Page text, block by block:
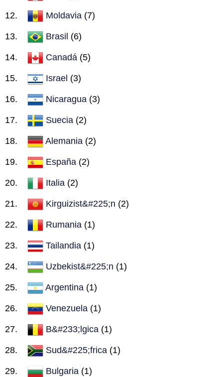
Moldavia (7)
Brasil (6)
Canadá (5)
Israel (3)
Nicaragua (3)
Suecia (2)
Alemania (2)
España (2)
Italia (2)
Kirguizist&#225;n (2)
Rumania (1)
Tailandia (1)
Uzbekist&#225;n (1)
Argentina (1)
Venezuela (1)
B&#233;lgica (1)
Sud&#225;frica (1)
Bulgaria (1)